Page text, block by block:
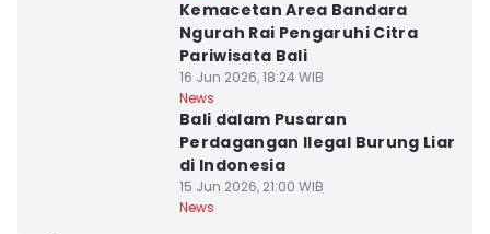
Kemacetan Area Bandara
Ngurah Rai Pengaruhi Citra
Pariwisata Bali
16 Jun 2026, 18:24 WIB
News
Bali dalam Pusaran
Perdagangan Ilegal Burung Liar
di Indonesia
15 Jun 2026, 21:00 WIB
News